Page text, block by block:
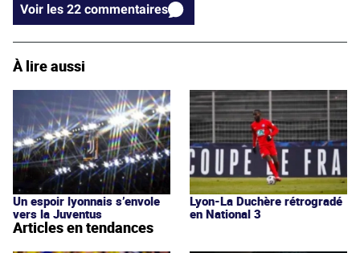
Voir les 22 commentaires
À lire aussi
Un espoir lyonnais s’envole
vers la Juventus
Lyon-La Duchère rétrogradé
en National 3
Articles en tendances